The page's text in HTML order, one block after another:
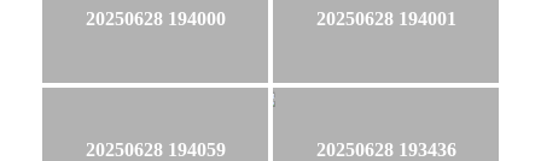
20250628 194000 20250628 194001
20250628 194059 20250628 193436